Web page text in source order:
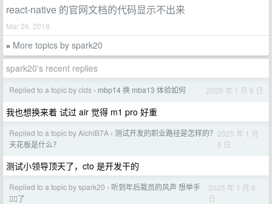
react-native 的官网文档的代码显示不出来
Mar 26, 2018
» More topics by spark20
spark20's recent replies
Replied to a topic by clds › mbp14 换 mba13 体验如何 2025 年 1 月 6 日
我也想换来着 试过 air 觉得 m1 pro 好重
Replied to a topic by AichiB7A › 测试开发的职业路径是怎样的？
天花板是什么？
2025 年 1 月
6 日
测试小领导顶天了，cto 是开发干的
Replied to a topic by spark20 › 听到年后裁员的风声 想举手
🙋‍♂️了
2025 年 1 月 6
日